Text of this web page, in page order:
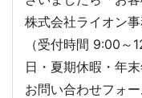
株式会社ライオン
（受付時間 9:00～
日・夏期休暇・年末
お問い合わせフォ